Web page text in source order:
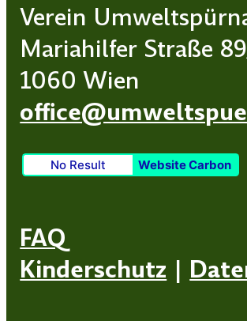
Verein
Mariahilfer Straße
1060 Wien
No Result Website Carbon
FAQ
Kinderschutz |